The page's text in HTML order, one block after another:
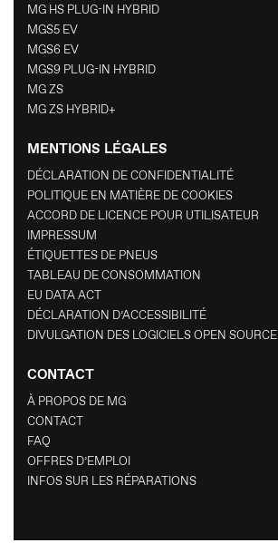
MG HS PLUG-IN HYBRID
MGS5 EV
MGS6 EV
MGS9 PLUG-IN HYBRID
MG ZS
MG ZS HYBRID+
MENTIONS LÉGALES
DÉCLARATION DE CONFIDENTIALITÉ
POLITIQUE EN MATIÈRE DE COOKIES
ACCORD DE LICENCE POUR UTILISATEUR
IMPRESSUM
ÉTIQUETTES DE PNEUS
TABLEAU DE CONSOMMATION
EU DATA ACT
DÉCLARATION D’ACCESSIBILITÉ
DIVULGATION DES LOGICIELS OPEN SOURCE
CONTACT
À PROPOS DE MG
CONTACT
FAQ
OFFRES D’EMPLOI
INFOS SUR LES RÉPARATIONS